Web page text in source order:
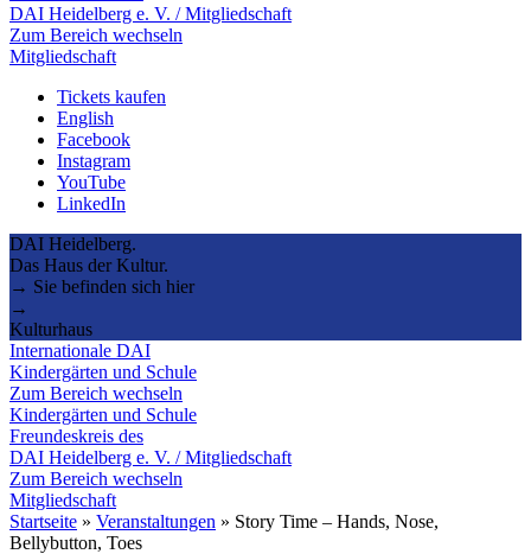
DAI Heidelberg e. V. / Mitgliedschaft
Zum Bereich wechseln
Mitgliedschaft
Tickets kaufen
English
Facebook
Instagram
YouTube
LinkedIn
DAI Heidelberg.
Das Haus der Kultur.
→ Sie befinden sich hier
→
Kulturhaus
Internationale DAI
Kindergärten und Schule
Zum Bereich wechseln
Kindergärten und Schule
Freundeskreis des
DAI Heidelberg e. V. / Mitgliedschaft
Zum Bereich wechseln
Mitgliedschaft
Startseite » Veranstaltungen » Story Time – Hands, Nose,
Bellybutton, Toes